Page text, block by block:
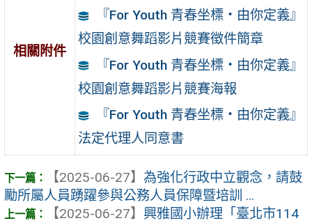
相關附件
『For Youth 青春坐標・由你定義』
校園創意舞蹈影片競賽徵件簡章
『For Youth 青春坐標・由你定義』
校園創意舞蹈影片競賽海報
『For Youth 青春坐標・由你定義』
法定代理人同意書
【2025-06-27】 為強化行政中立觀念，請鼓
勵所屬人員踴躍參與公務人員保障暨培訓 ...
【2025-06-27】 興雅國小辦理「臺北市114